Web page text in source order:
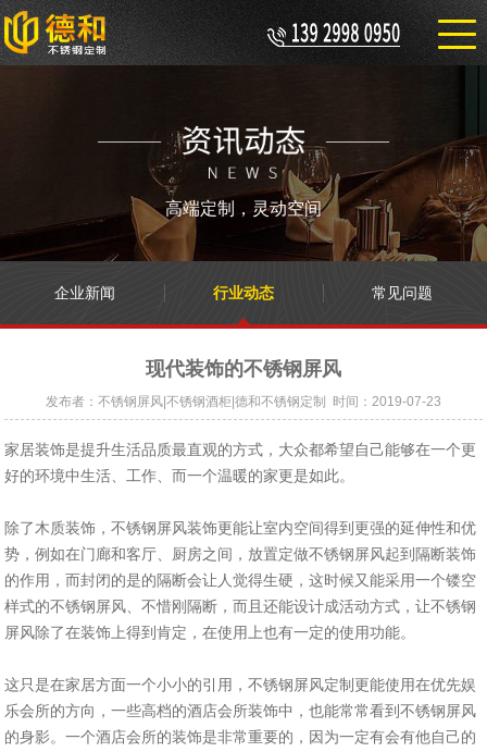
高端定制，灵动空间
企业新闻 行业动态 常见问题
现代装饰的不锈钢屏风
发布者：不锈钢屏风|不锈钢酒柜|德和不锈钢定制 时间：2019-07-23
家居装饰是提升生活品质最直观的方式，大众都希望自己能够在一个更
好的环境中生活、工作、而一个温暖的家更是如此。
除了木质装饰，不锈钢屏风装饰更能让室内空间得到更强的延伸性和优
势，例如在门廊和客厅、厨房之间，放置定做不锈钢屏风起到隔断装饰
的作用，而封闭的是的隔断会让人觉得生硬，这时候又能采用一个镂空
样式的不锈钢屏风、不惜刚隔断，而且还能设计成活动方式，让不锈钢
屏风除了在装饰上得到肯定，在使用上也有一定的使用功能。
这只是在家居方面一个小小的引用，不锈钢屏风定制更能使用在优先娱
乐会所的方向，一些高档的酒店会所装饰中，也能常常看到不锈钢屏风
的身影。一个酒店会所的装饰是非常重要的，因为一定有会有他自己的